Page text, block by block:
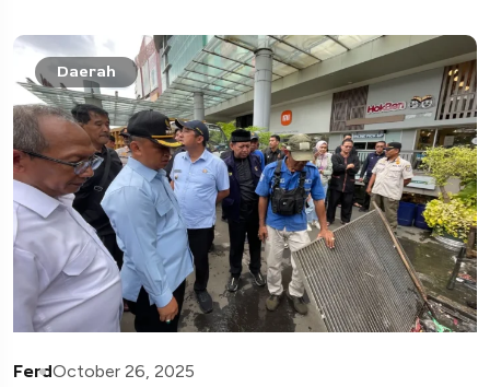
Daerah
FerdOctober 26, 2025